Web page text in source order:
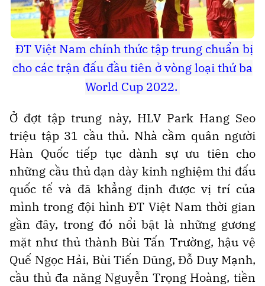
ĐT Việt Nam chính thức tập trung chuẩn bị
cho các trận đấu đầu tiên ở vòng loại thứ ba
World Cup 2022.
Ở đợt tập trung này, HLV Park Hang Seo
triệu tập 31 cầu thủ. Nhà cầm quân người
Hàn Quốc tiếp tục dành sự ưu tiên cho
những cầu thủ dạn dày kinh nghiệm thi đấu
quốc tế và đã khẳng định được vị trí của
mình trong đội hình ĐT Việt Nam thời gian
gần đây, trong đó nổi bật là những gương
mặt như thủ thành Bùi Tấn Trường, hậu vệ
Quế Ngọc Hải, Bùi Tiến Dũng, Đỗ Duy Mạnh,
cầu thủ đa năng Nguyễn Trọng Hoàng, tiền